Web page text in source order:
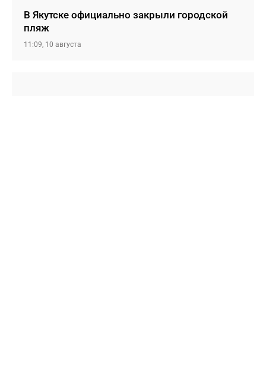
В Якутске официально закрыли городской
пляж
11:09, 10 августа